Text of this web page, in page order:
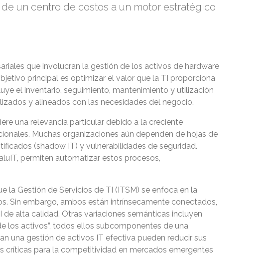
un centro de costos a un motor estratégico
que involucran la gestión de los activos de hardware
principal es optimizar el valor que la TI proporciona
el inventario, seguimiento, mantenimiento y utilización
y alineados con las necesidades del negocio.
una relevancia particular debido a la creciente
Muchas organizaciones aún dependen de hojas de
(shadow IT) y vulnerabilidades de seguridad.
permiten automatizar estos procesos,
la Gestión de Servicios de TI (ITSM) se enfoca en la
Sin embargo, ambos están intrínsecamente conectados,
alta calidad. Otras variaciones semánticas incluyen
los activos”, todos ellos subcomponentes de una
una gestión de activos IT efectiva pueden reducir sus
críticas para la competitividad en mercados emergentes